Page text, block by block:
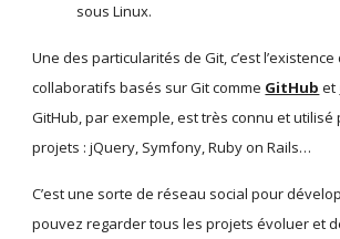
sous Linux.
Une des particularités de Git, c’est
collaboratifs basés sur Git comme GitHub et
GitHub, par exemple, est très connu et
projets : jQuery, Symfony, Ruby on Rails…
C’est une sorte de réseau social pour
pouvez regarder tous les projets évoluer et